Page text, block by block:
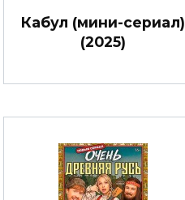
Кабул (мини-сериал)
(2025)